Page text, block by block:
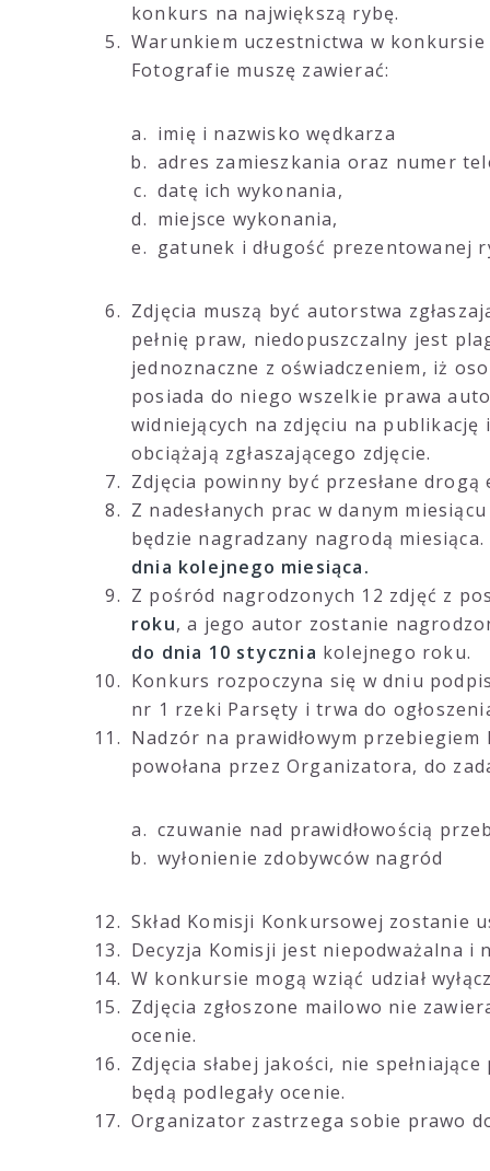
konkurs na największą rybę.
Warunkiem uczestnictwa w
Fotografie muszę zawierać:
imię i nazwisko wędkarza
adres zamieszkania oraz numer
datę ich wykonania,
miejsce wykonania,
gatunek i długość prezentowanej
Zdjęcia muszą być autorstwa
pełnię praw, niedopuszczalny jest
jednoznaczne z oświadczeniem, iż
posiada do niego wszelkie prawa
widniejących na zdjęciu na
obciążają zgłaszającego zdjęcie.
Zdjęcia powinny być przesłane
Z nadesłanych prac w danym
będzie nagradzany nagrodą
dnia kolejnego miesiąca.
Z pośród nagrodzonych 12 zdjęć z
roku, a jego autor zostanie
do dnia 10 stycznia kolejnego roku.
Konkurs rozpoczyna się w dniu
nr 1 rzeki Parsęty i trwa do
Nadzór na prawidłowym
powołana przez Organizatora, do
czuwanie nad prawidłowością
wyłonienie zdobywców nagród
Skład Komisji Konkursowej zostanie
Decyzja Komisji jest niepodważalna i
W konkursie mogą wziąć udział
Zdjęcia zgłoszone mailowo nie
ocenie.
Zdjęcia słabej jakości, nie
będą podlegały ocenie.
Organizator zastrzega sobie prawo